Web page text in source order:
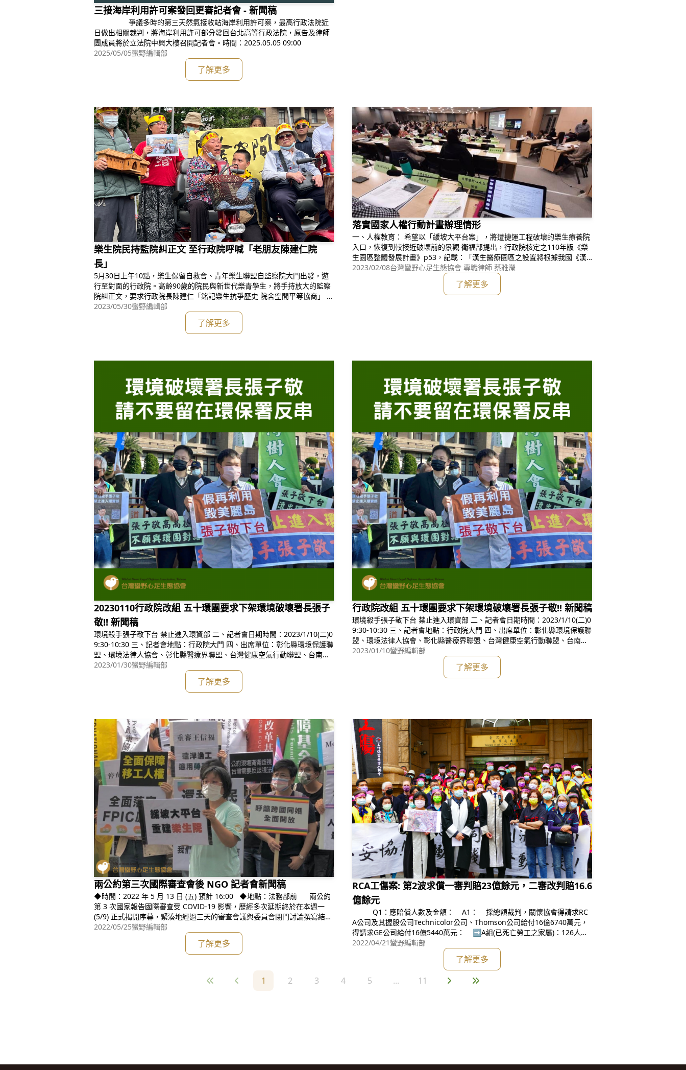
三接海岸利用許可案發回更審記者會 - 新聞稿
爭議多時的第三天然氣接收站海岸利用許可案，最高行政法院近
日做出相關裁判，將海岸利用許可部分發回台北高等行政法院，原告及律師
團成員將於立法院中興大樓召開記者會。時間：2025.05.05 09:00
2025/05/05蠻野編輯部
了解更多
樂生院民持監院糾正文 至行政院呼喊「老朋友陳建仁院
長」
5月30日上午10點，樂生保留自救會、青年樂生聯盟自監察院大門出發，遊
行至對面的行政院。高齡90歲的院民與新世代樂青學生，將手持放大的監察
院糾正文，要求行政院長陳建仁「銘記樂生抗爭歷史 院舍空間平等協商」 。
樂生保留自救會會長李添培表示，陳建仁院長曾經以衛生署署長身分造訪樂
生，溫暖聆聽院民訴求，當場簽下「保障漢生人權」的連署書。李添培說，
自救會相信，「陳院長對樂生運動的意義與價值有徹底
2023/05/30蠻野編輯部
了解更多
落實國家人權行動計畫辦理情形
一、人權教育： 希望以「緩坡大平台案」，將遭捷運工程破壞的樂生療養院
入口，恢復到較接近破壞前的景觀 衛福部提出，行政院核定之110年版《樂
生園區整體發展計畫》p53，記載：「漢生醫療園區之設置將根據我國《漢
生病病患人權保障及補償條例》之規定，作為國家等級設施與普及人權教育
活動的一環而設立。」。政府既然要設置國家級的人權教育園區，規劃上應
更為細緻。希望以「緩坡大平台案」，將遭捷運工程破壞
2023/02/08台灣蠻野心足生態協會 專職律師 蔡雅瀅
了解更多
20230110行政院改組 五十環團要求下架環境破壞署長張子
敬!! 新聞稿
環境殺手張子敬下台 禁止進入環資部 二、記者會日期時間：2023/1/10(二)0
9:30-10:30 三、記者會地點：行政院大門 四、出席單位：彰化縣環境保護聯
盟、環境法律人協會、彰化縣醫療界聯盟、台灣健康空氣行動聯盟、台南社
大環境行動小組、台南市空污暖化自救會、桃園海岸生態保育協會、桃園在
地聯盟、台灣蠻野心足生態協會、台灣媽祖魚保育聯盟、屏東縣環境保護聯
2023/01/30蠻野編輯部
了解更多
行政院改組 五十環團要求下架環境破壞署長張子敬!! 新聞稿
環境殺手張子敬下台 禁止進入環資部 二、記者會日期時間：2023/1/10(二)0
9:30-10:30 三、記者會地點：行政院大門 四、出席單位：彰化縣環境保護聯
盟、環境法律人協會、彰化縣醫療界聯盟、台灣健康空氣行動聯盟、台南社
大環境行動小組、台南市空污暖化自救會、桃園海岸生態保育協會、桃園在
地聯盟、台灣蠻野心足生態協會、台灣媽祖魚保育聯盟、屏東縣環境保護聯
2023/01/10蠻野編輯部
了解更多
兩公約第三次國際審查會後 NGO 記者會新聞稿
◆時間：2022 年 5 月 13 日 (五) 預計 16:00 ◆地點：法務部前 兩公約
第 3 次國家報告國際審查受 COVID-19 影響，歷經多次延期終於在本週一
(5/9) 正式揭開序幕，緊湊地經過三天的審查會議與委員會閉門討論撰寫結論
性意見，隨著結論性意見發表記者會的結束，本屆國際審查正式落幕。但，
2022/05/25蠻野編輯部
了解更多
RCA工傷案: 第2波求償一審判賠23億餘元，二審改判賠16.6
億餘元
A公司及其握股公司Technicolor公司、Thomson公司給付16億6740萬元，
得請求GE公司給付16億5440萬元： ➡A組(已死亡勞工之家屬)：126人，2
億160萬元(平均160萬
2022/04/21 蠻野編輯部
了解更多
1
2 3 4 5 ... 11